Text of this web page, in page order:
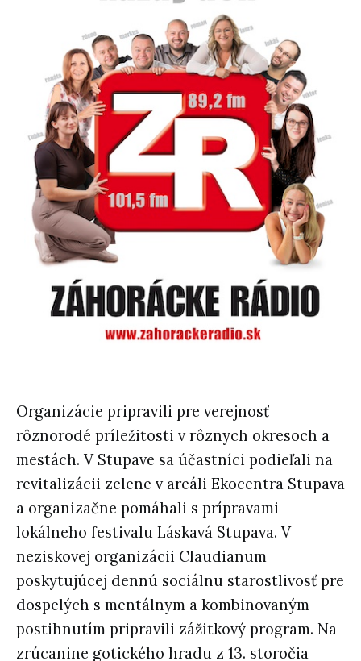
Organizácie pripravili pre verejnosť
rôznorodé príležitosti v rôznych okresoch a
mestách. V Stupave sa účastníci podieľali na
revitalizácii zelene v areáli Ekocentra Stupava
a organizačne pomáhali s prípravami
lokálneho festivalu Láskavá Stupava. V
neziskovej organizácii Claudianum
poskytujúcej dennú sociálnu starostlivosť pre
dospelých s mentálnym a kombinovaným
postihnutím pripravili zážitkový program. Na
zrúcanine gotického hradu z 13. storočia